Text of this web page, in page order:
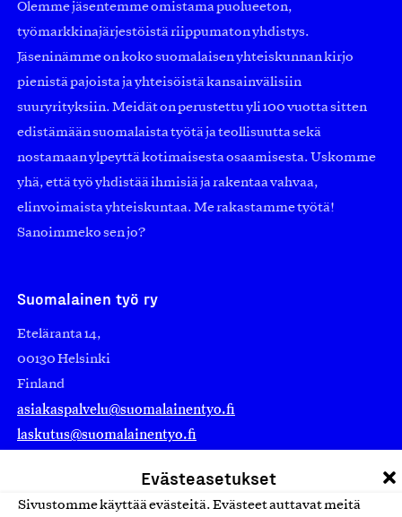
Evästeasetukset
Sivustomme käyttää evästeitä. Evästeet auttavat meitä
Olemme jäsentemme omistama puolueeton,
työmarkkinajärjestöistä riippumaton yhdistys.
Jäseninämme on koko suomalaisen yhteiskunnan kirjo
pienistä pajoista ja yhteisöistä kansainvälisiin
suuryrityksiin. Meidät on perustettu yli 100 vuotta sitten
edistämään suomalaista työtä ja teollisuutta sekä
nostamaan ylpeyttä kotimaisesta osaamisesta. Uskomme
yhä, että työ yhdistää ihmisiä ja rakentaa vahvaa,
elinvoimaista yhteiskuntaa. Me rakastamme työtä!
Sanoimmeko sen jo?
Suomalainen työ ry
Eteläranta 14,
00130 Helsinki
Finland
asiakaspalvelu@suomalainentyo.fi
laskutus@suomalainentyo.fi